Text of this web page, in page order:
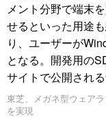
メント分野で端末
せるといった用途
り、ユーザーが
となる。開発用の
サイトで公開される
東芝、メガネ型ウェア
を実現